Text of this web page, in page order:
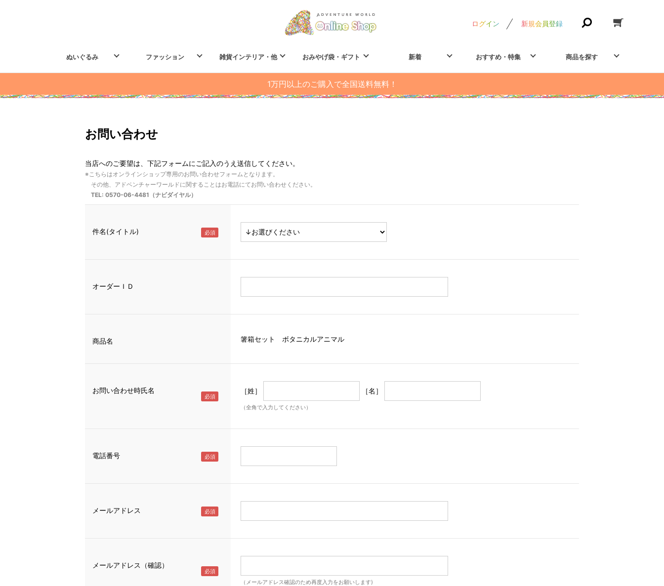
ログイン 新規会員登録
ぬいぐるみ ファッション 雑貨インテリア・他 おみやげ袋・ギフト 新着 おすすめ・特集 商品を探す
1万円以上のご購入で全国送料無料！
お問い合わせ
当店へのご要望は、下記フォームにご記入のうえ送信してください。
※こちらはオンラインショップ専用のお問い合わせフォームとなります。
その他、アドベンチャーワールドに関することはお電話にてお問い合わせください。
TEL: 0570-06-4481（ナビダイヤル）
件名(タイトル)
オーダーＩＤ
商品名 箸箱セット ボタニカルアニマル
お問い合わせ時氏名 ［姓］ ［名］
（全角で入力してください）
電話番号
メールアドレス
メールアドレス（確認）
（メールアドレス確認のため再度入力をお願いします)